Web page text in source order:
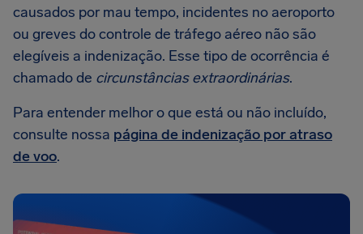
causados por mau tempo, incidentes no aeroporto
ou greves do controle de tráfego aéreo não são
elegíveis a indenização. Esse tipo de ocorrência é
chamado de circunstâncias extraordinárias.
Para entender melhor o que está ou não incluído,
consulte nossa página de indenização por atraso
de voo.